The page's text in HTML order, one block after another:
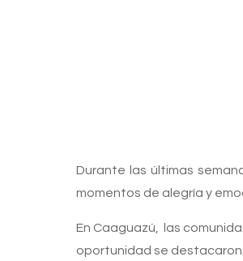
Durante las últimas
momentos de alegría y
En Caaguazú, las
oportunidad se destacaron